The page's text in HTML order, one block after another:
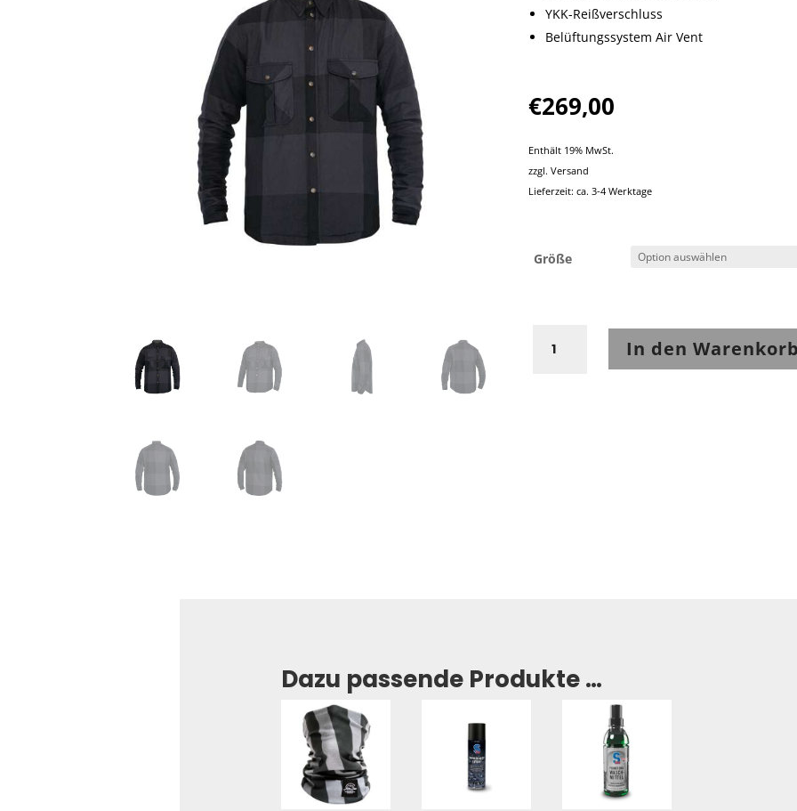
YKK-Reißverschluss
Belüftungssystem Air Vent
€269,00
Enthält 19% MwSt.
zzgl.Versand
Lieferzeit: ca. 3-4 Werktage
Größe
Doe
In den
Dazu passende Produkte …